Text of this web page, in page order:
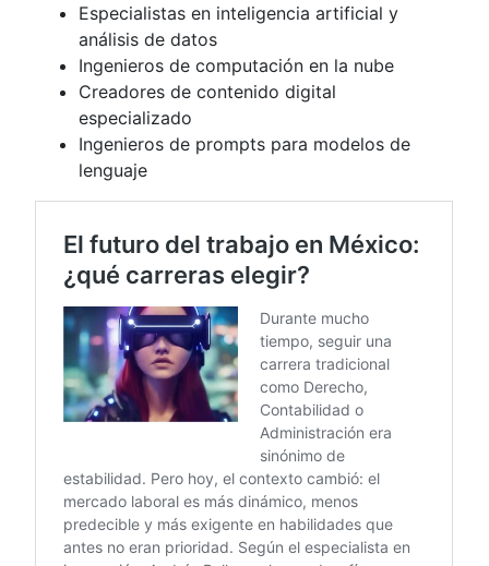
Especialistas en inteligencia artificial y
análisis de datos
Ingenieros de computación en la nube
Creadores de contenido digital
especializado
Ingenieros de prompts para modelos de
lenguaje